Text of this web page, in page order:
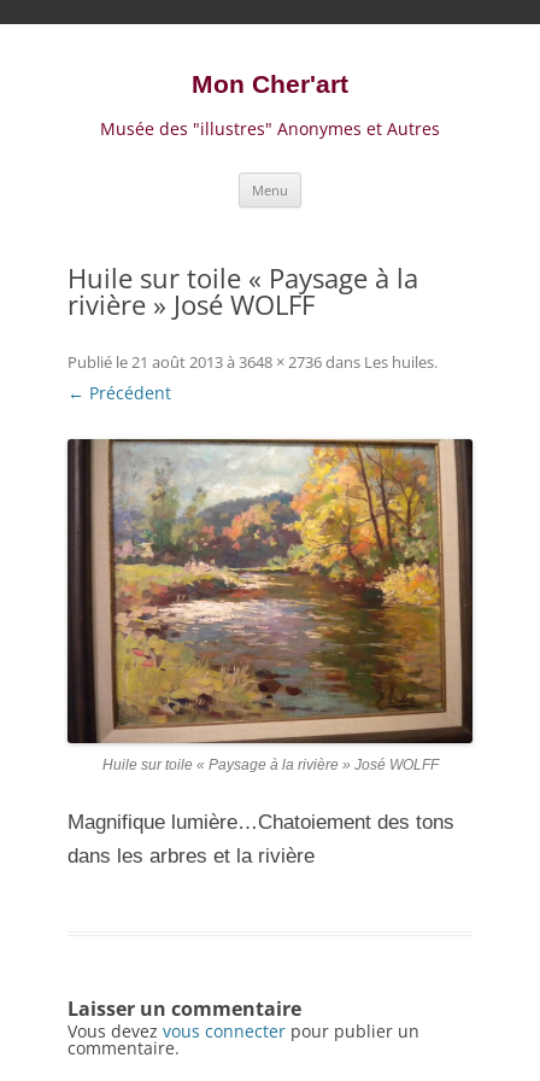
Mon Cher'art
Musée des "illustres" Anonymes et Autres
Menu
u
c
o
e
Huile sur toile « Paysage à la
rivière » José WOLFF
Publié le21 août 2013à 3648 × 2736dans Les huiles.
← Précédent
Huile sur toile « Paysage à la rivière » José WOLFF
Magnifique lumière…Chatoiement des tons
dans les arbres et la rivière
Laisser un commentaire
Vous devez vous connecter pour publier un
commentaire.